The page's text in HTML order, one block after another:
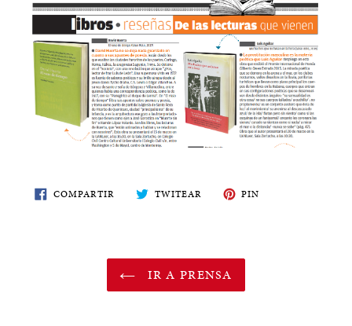
COMPARTIR COMPARTE
EN
TWITEAR TWITEA
EN
PIN
IR A PRENSA